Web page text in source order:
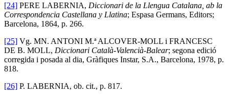
[24] PERE LABERNIA, Diccionari de la Llengua Catalana, ab la
Correspondencia Castellana y Llatina; Espasa Germans, Editors;
Barcelona, 1864, p. 266.
[25] Vg. MN. ANTONI M.ª ALCOVER-MOLL i FRANCESC
DE B. MOLL, Diccionari Català-Valencià-Balear; segona edició
corregida i posada al dia, Gràfiques Instar, S.A., Barcelona, 1978, p.
818.
[26] P. LABERNIA, ob. cit., p. 817.